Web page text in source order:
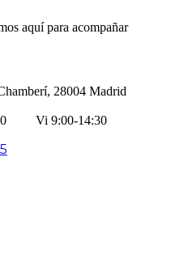
aquí para acompañar
28004 Madrid
Vi 9:00-14:30